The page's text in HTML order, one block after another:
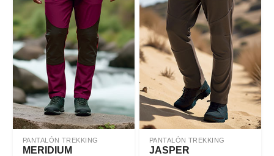
PANTALÓN TREKKING
MERIDIUM
PANTALÓN TREKKING
JASPER